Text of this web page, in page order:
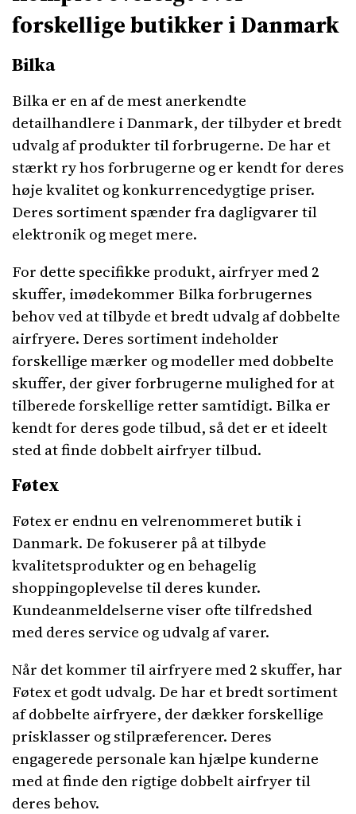
forskellige butikker i Danmark
Bilka
Bilka er en af de mest anerkendte
detailhandlere i Danmark, der tilbyder et bredt
udvalg af produkter til forbrugerne. De har et
stærkt ry hos forbrugerne og er kendt for deres
høje kvalitet og konkurrencedygtige priser.
Deres sortiment spænder fra dagligvarer til
elektronik og meget mere.
For dette specifikke produkt, airfryer med 2
skuffer, imødekommer Bilka forbrugernes
behov ved at tilbyde et bredt udvalg af dobbelte
airfryere. Deres sortiment indeholder
forskellige mærker og modeller med dobbelte
skuffer, der giver forbrugerne mulighed for at
tilberede forskellige retter samtidigt. Bilka er
kendt for deres gode tilbud, så det er et ideelt
sted at finde dobbelt airfryer tilbud.
Føtex
Føtex er endnu en velrenommeret butik i
Danmark. De fokuserer på at tilbyde
kvalitetsprodukter og en behagelig
shoppingoplevelse til deres kunder.
Kundeanmeldelserne viser ofte tilfredshed
med deres service og udvalg af varer.
Når det kommer til airfryere med 2 skuffer, har
Føtex et godt udvalg. De har et bredt sortiment
af dobbelte airfryere, der dækker forskellige
prisklasser og stilpræferencer. Deres
engagerede personale kan hjælpe kunderne
med at finde den rigtige dobbelt airfryer til
deres behov.